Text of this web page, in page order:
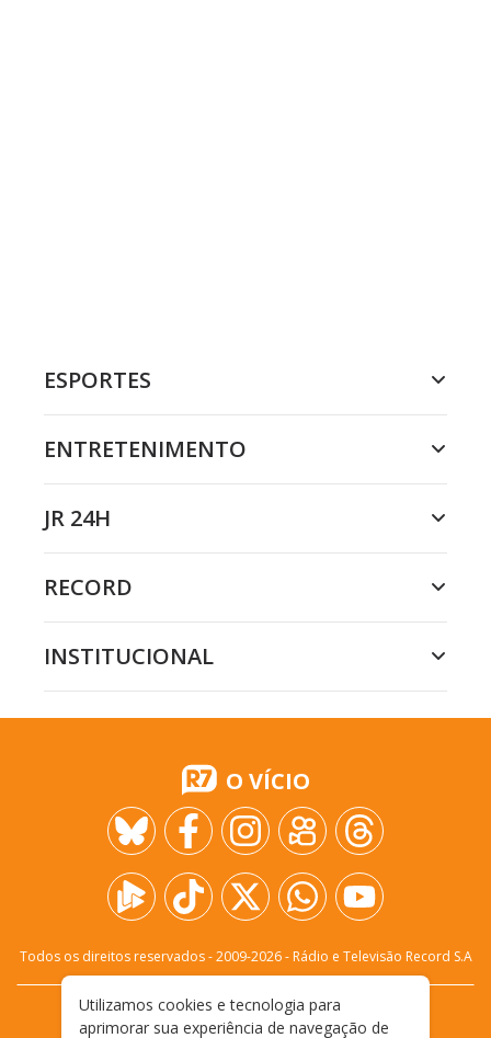
ESPORTES
ENTRETENIMENTO
JR 24H
RECORD
INSTITUCIONAL
O VÍCIO
Todos os direitos reservados - 2009-2026- Rádio e Televisão Record S.A
FALE CONOSCO
PRIVACIDADE
Utilizamos cookies e tecnologia para
aprimorar sua experiência de navegação de